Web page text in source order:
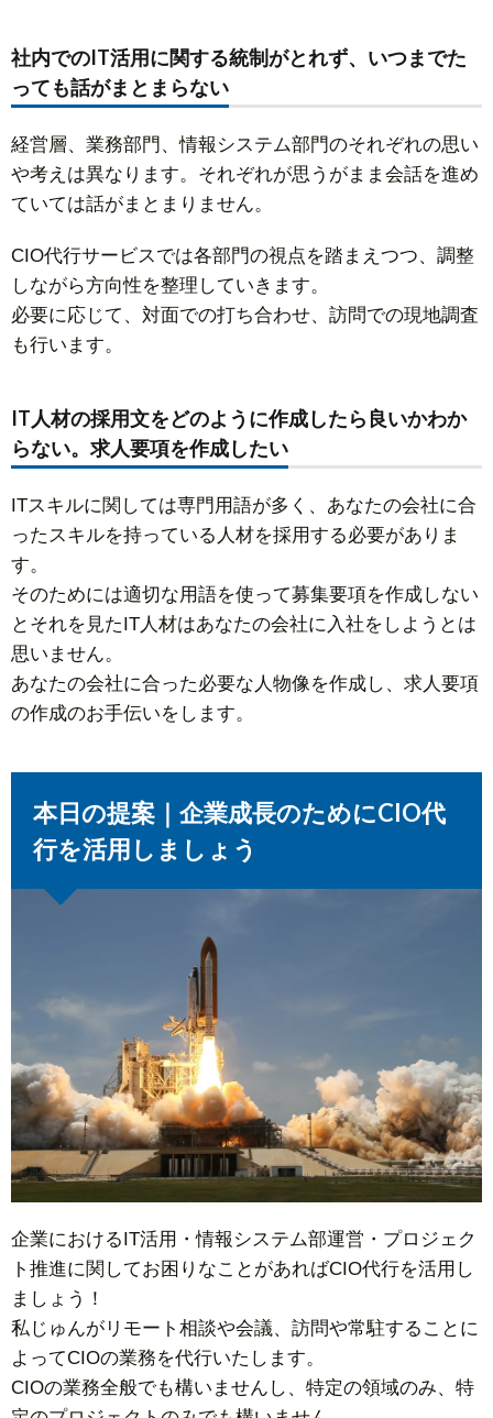
社内でのIT活用に関する統制がとれず、いつまでた
っても話がまとまらない
経営層、業務部門、情報システム部門のそれぞれの思い
や考えは異なります。それぞれが思うがまま会話を進め
ていては話がまとまりません。
CIO代行サービスでは各部門の視点を踏まえつつ、調整
しながら方向性を整理していきます。
必要に応じて、対面での打ち合わせ、訪問での現地調査
も行います。
IT人材の採用文をどのように作成したら良いかわか
らない。求人要項を作成したい
ITスキルに関しては専門用語が多く、あなたの会社に合
ったスキルを持っている人材を採用する必要がありま
す。
そのためには適切な用語を使って募集要項を作成しない
とそれを見たIT人材はあなたの会社に入社をしようとは
思いません。
あなたの会社に合った必要な人物像を作成し、求人要項
の作成のお手伝いをします。
本日の提案｜企業成長のためにCIO代
行を活用しましょう
企業におけるIT活用・情報システム部運営・プロジェク
ト推進に関してお困りなことがあればCIO代行を活用し
ましょう！
私じゅんがリモート相談や会議、訪問や常駐することに
よってCIOの業務を代行いたします。
CIOの業務全般でも構いませんし、特定の領域のみ、特